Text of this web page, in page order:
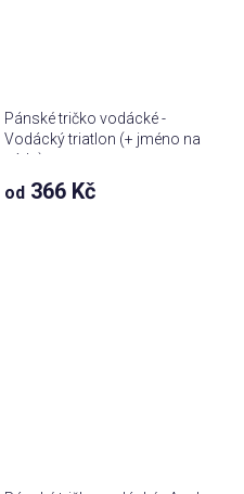
Pánské tričko vodácké -
Vodácký triatlon (+ jméno na
záda)
od 366 Kč